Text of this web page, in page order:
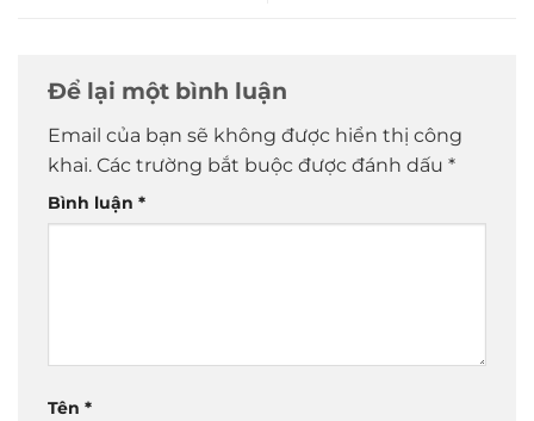
Để lại một bình luận
Email của bạn sẽ không được hiển thị công
khai. Các trường bắt buộc được đánh dấu *
Bình luận *
Tên *